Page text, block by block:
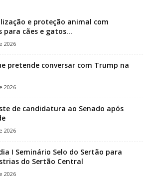
e proteção animal com
para cães e gatos...
2026
pretende conversar com Trump na
2026
de candidatura ao Senado após
2026
I Seminário Selo do Sertão para
do Sertão Central
2026